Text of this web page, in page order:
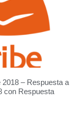
– Respuesta a
con Respuesta